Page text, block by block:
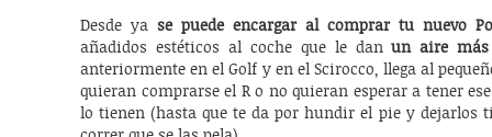
Desde ya se puede encargar al comprar tu nuevo
añadidos estéticos al coche que le danun aire más
anteriormente en el Golf y en el Scirocco, llega al
quieran comprarse el R o no quieran esperar a tener
lo tienen (hasta que te da por hundir el pie y dejarlos